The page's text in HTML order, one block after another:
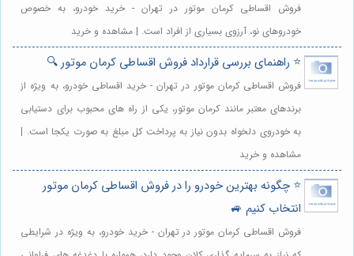
فروش اقساطی کرمان موتور در تهران - خرید خودرو، به خصوص
خودروهای نو، آرزوی بسیاری از افراد است. | مشاهده و خرید
⭐️ راهنمای بررسی قرارداد فروش اقساطی کرمان موتور 🔍
فروش اقساطی کرمان موتور در تهران - خرید اقساطی خودرو، به ویژه از
برندهای معتبر مانند کرمان موتور، یکی از راه های محبوب برای دستیابی
به خودروی دلخواه بدون نیاز به پرداخت کل مبلغ به صورت یکجا است. |
مشاهده و خرید
⭐️ چگونه بهترین خودرو را در فروش اقساطی کرمان موتور
انتخاب کنیم 🚙
فروش اقساطی کرمان موتور در تهران - خرید خودرو، به ویژه در شرایطی